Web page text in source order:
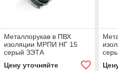
Металлорукав в ПВХ
изоляции МРПИ НГ 15
серый ЗЭТА
Цену уточняйте